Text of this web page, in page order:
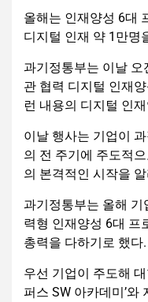
올해는 인재양성 6대
디지털 인재 약 1만명
과기정통부는 이날 오
관 협력 디지털 인재
런 내용의 디지털 인
이날 행사는 기업이
의 전 주기에 주도적
의 본격적인 시작을
과기정통부는 올해 기
력형 인재양성 6대 프
총력을 다하기로 했다.
우선 기업이 주도해
퍼스 SW 아카데미’와